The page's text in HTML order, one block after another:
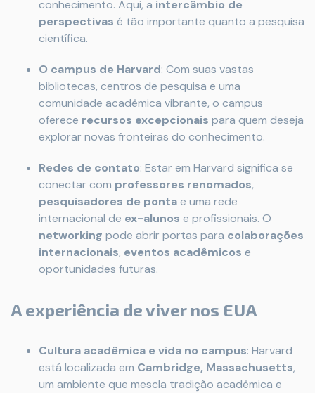
conhecimento. Aqui, a intercâmbio de
perspectivas é tão importante quanto a pesquisa
científica.
O campus de Harvard: Com suas vastas
bibliotecas, centros de pesquisa e uma
comunidade acadêmica vibrante, o campus
oferece recursos excepcionais para quem deseja
explorar novas fronteiras do conhecimento.
Redes de contato: Estar em Harvard significa se
conectar com professores renomados,
pesquisadores de pontae uma rede
internacional de ex-alunos e profissionais. O
networking pode abrir portas para colaborações
internacionais, eventos acadêmicos e
oportunidades futuras.
A experiência de viver nos EUA
Cultura acadêmica e vida no campus: Harvard
está localizada em Cambridge, Massachusetts,
um ambiente que mescla tradição acadêmica e